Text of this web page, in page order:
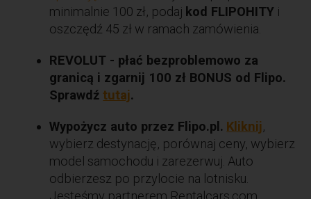
minimalnie 100 zł, podaj kod FLIPOHITY i
oszczędź 45 zł w ramach zamówienia.
REVOLUT - płać bezproblemowo za
granicą i zgarnij 100 zł BONUS od Flipo.
Sprawdźtutaj.
Wypożycz auto przez Flipo.pl. Kliknij,
wybierz destynację, porównaj ceny, wybierz
model samochodu i zarezerwuj. Auto
odbierzesz po przylocie na lotnisku.
Jesteśmy partnerem Rentalcars.com.